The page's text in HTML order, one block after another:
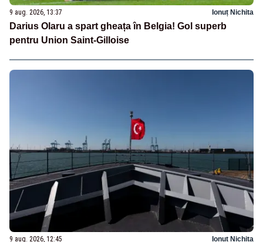
9 aug. 2026, 13:37 Ionuț Nichita
Darius Olaru a spart gheața în Belgia! Gol superb
pentru Union Saint-Gilloise
9 aug. 2026, 12:45 Ionuț Nichita